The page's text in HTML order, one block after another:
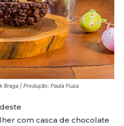
Braga | Produção: Paula Fiuza
com casca de chocolate